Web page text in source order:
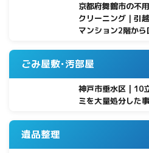
京都府舞鶴市の不
クリーニング｜引
マンション2階から
ごみ屋敷･汚部屋
神戸市垂水区 | 10
ミを大量処分した
遺品整理